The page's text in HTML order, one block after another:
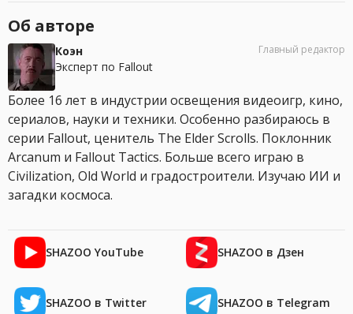
Об авторе
Коэн
Эксперт по Fallout
Главный редактор
Более 16 лет в индустрии освещения видеоигр, кино,
сериалов, науки и техники. Особенно разбираюсь в
серии Fallout, ценитель The Elder Scrolls. Поклонник
Arcanum и Fallout Tactics. Больше всего играю в
Civilization, Old World и градостроители. Изучаю ИИ и
загадки космоса.
SHAZOO YouTube SHAZOO в Дзен
SHAZOO в Twitter SHAZOO в Telegram